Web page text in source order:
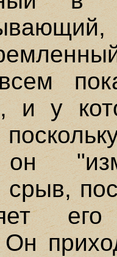
и у
Он